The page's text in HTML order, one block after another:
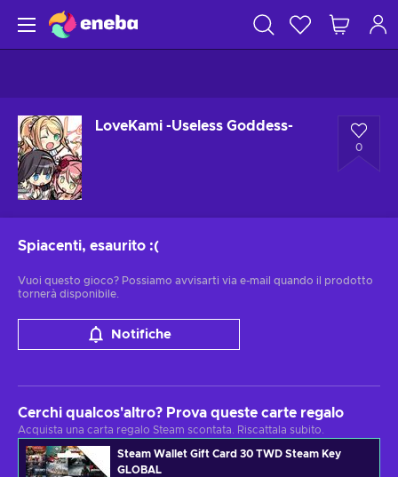
LoveKami -Useless Goddess-
0
Spiacenti, esaurito :(
Vuoi questo gioco? Possiamo avvisarti via e-mail quando il prodotto
tornerà disponibile.
Notifiche
Cerchi qualcos'altro? Prova queste carte regalo
Acquista una carta regalo Steam scontata. Riscattala subito.
Steam Wallet Gift Card 30 TWD Steam Key
GLOBAL